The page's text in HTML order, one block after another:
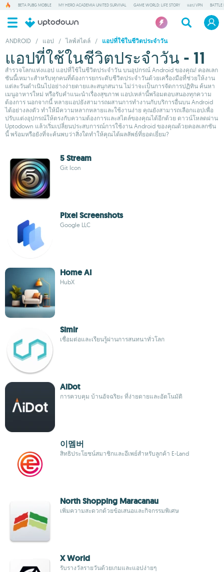
BETA PUBG MOBILE MY HERO ACADEMIA UNITED SURVIVAL GAME WORLD: LIFE STORY แอป VPN BATTLE
ANDROID / แอป / ไลฟ์สไตล์ / แอปที่ใช้ในชีวิตประจำวัน
แอปที่ใช้ในชีวิตประจำวัน - 11
สำรวจโลกแห่งแอป แอปที่ใช้ในชีวิตประจำวัน บนอุปกรณ์ Android ของคุณ! คอลเลก
ชันนี้เหมาะสำหรับทุกคนที่ต้องการยกระดับชีวิตประจำวันด้วยเครื่องมือที่ช่วยให้งาน
แต่ละวันดำเนินไปอย่างง่ายดายและสนุกสนาน ไม่ว่าจะเป็นการจัดการปฏิทิน ค้นหา
เมนูอาหารใหม่ หรือรับคำแนะนำเรื่องสุขภาพ แอปเหล่านี้พร้อมตอบสนองทุกความ
ต้องการ นอกจากนี้ หลายแอปยังสามารถผสานการทำงานกับบริการอื่นบน Android
ได้อย่างลงตัว ทำให้มีความหลากหลายและใช้งานง่าย คุณยังสามารถเลือกแอปเพื่อ
ปรับแต่งอุปกรณ์ให้ตรงกับความต้องการและสไตล์ของคุณได้อีกด้วย ดาวน์โหลดผ่าน
Uptodown แล้วเริ่มเปลี่ยนประสบการณ์การใช้งาน Android ของคุณด้วยคอลเลกชัน
นี้ พร้อมหรือยังที่จะค้นพบว่าสิ่งใดทำให้คุณได้ผลลัพธ์ที่ยอดเยี่ยม?
5 Stream
Git Icon
Pixel Screenshots
Google LLC
Home AI
HubX
Simlr
เชื่อมต่อและเรียนรู้ผ่านการสนทนาทั่วโลก
AiDot
การควบคุม บ้านอัจฉริยะ ที่ง่ายดายและอัตโนมัติ
이멤버
สิทธิประโยชน์สมาชิกและอีเพย์สำหรับลูกค้า E-Land
North Shopping Maracanau
เพิ่มความสะดวกด้วยข้อเสนอและกิจกรรมพิเศษ
X World
รับรางวัลรายวันด้วยเกมและแอปง่ายๆ